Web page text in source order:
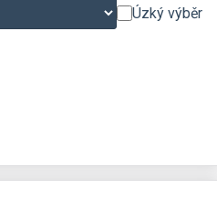
Úzký výběr